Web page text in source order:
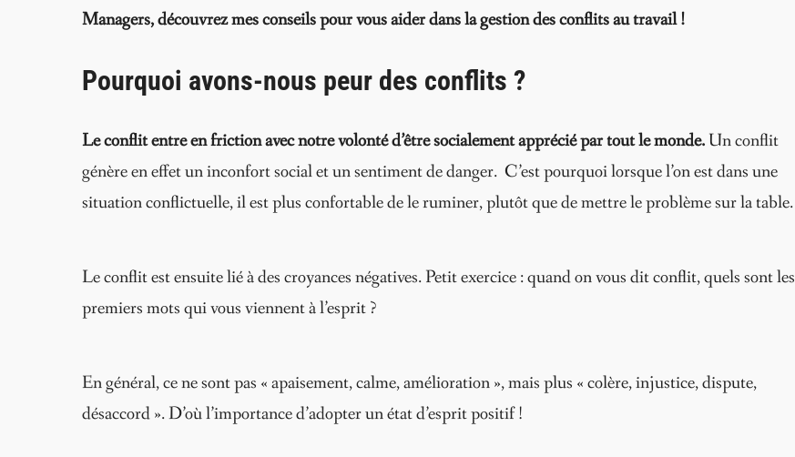
Managers, découvrez mes conseils pour vous aider dans la gestion des conflits au travail !
Pourquoi avons-nous peur des conflits ?
Le conflit entre en friction avec notre volonté d’être socialement apprécié par tout le monde.Un conflit
génère en effet un inconfort social et un sentiment de danger. C’est pourquoi lorsque l’on est dans une
situation conflictuelle, il est plus confortable de le ruminer, plutôt que de mettre le problème sur la table.
Le conflit est ensuite lié à des croyances négatives. Petit exercice : quand on vous dit conflit, quels sont les
premiers mots qui vous viennent à l’esprit ?
En général, ce ne sont pas « apaisement, calme, amélioration », mais plus « colère, injustice, dispute,
désaccord ». D’où l’importance d’adopter un état d’esprit positif !